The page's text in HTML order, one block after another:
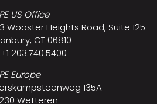
US Office
Wooster Heights Road, Suite 125
CT 06810
203.740.5400
Europe
135A
Wetteren